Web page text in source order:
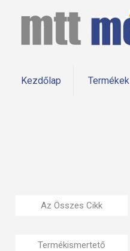
Kezdőlap Termékek
Az Összes Cikk
Termékismertető